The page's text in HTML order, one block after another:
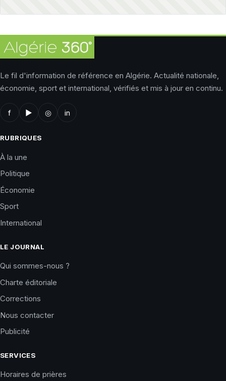
Le fil d'information de référence en Algérie. Actualité nationale,
économie, sport et international, vérifiés et mis à jour en continu.
f ▶ ◎ in
RUBRIQUES
À la une
Politique
Économie
Sport
International
LE JOURNAL
Qui sommes-nous ?
Charte éditoriale
Corrections
Nous contacter
Publicité
SERVICES
Horaires de prières